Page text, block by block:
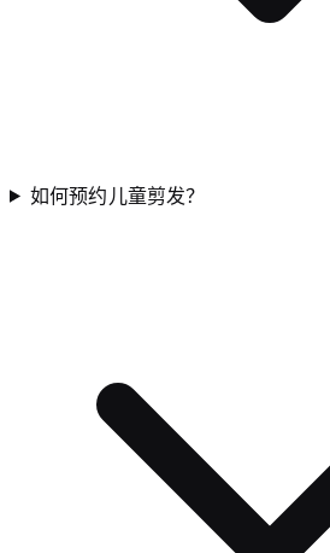
如何预约儿童剪发？